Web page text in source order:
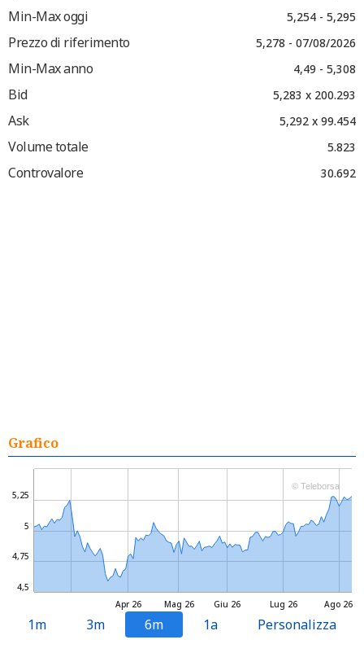
Min-Max oggi 5,254 - 5,295
Prezzo di riferimento 5,278 - 07/08/2026
Min-Max anno 4,49 - 5,308
Bid 5,283 x 200.293
Ask 5,292 x 99.454
Volume totale 5.823
Controvalore 30.692
Grafico
Mag 26 Lug 26
Apr 26 Giu 26 Ago 26
4,5
4,75
5
5,25
© Teleborsa
1m 3m 6m 1a Personalizza